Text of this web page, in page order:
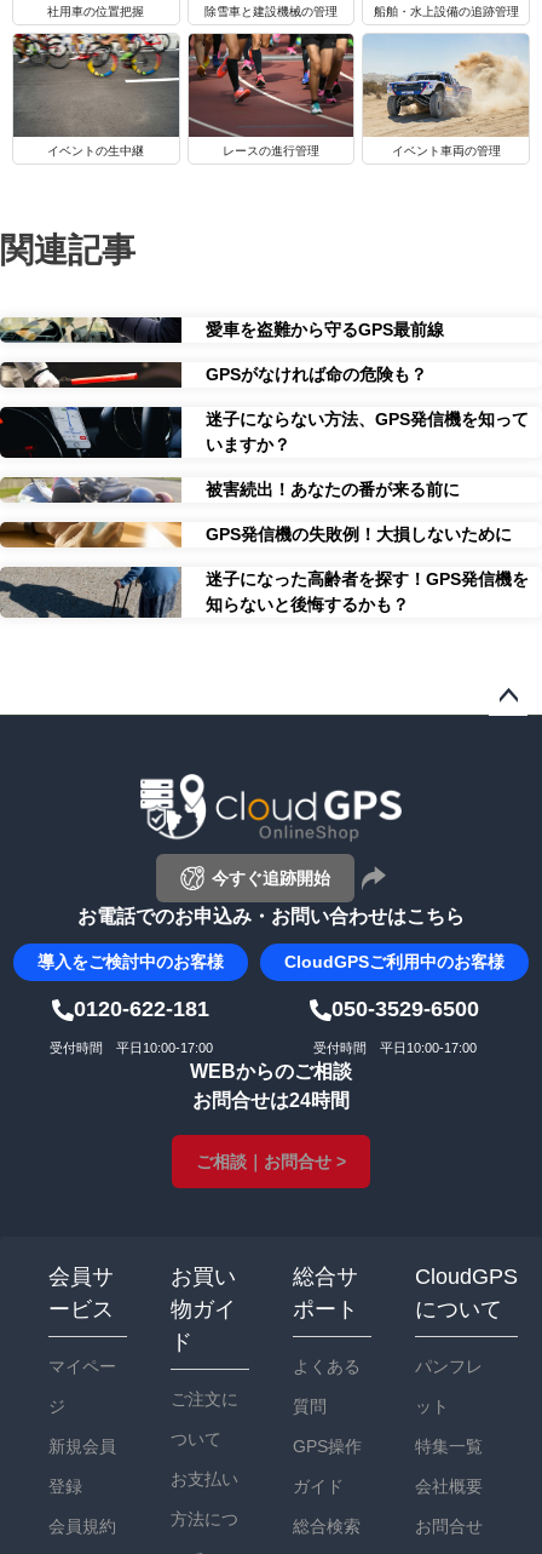
社用車の位置把握 除雪車と建設機械の管理 船舶・水上設備の追跡管理
イベントの生中継 レースの進行管理 イベント車両の管理
関連記事
愛車を盗難から守るGPS最前線
GPSがなければ命の危険も？
迷子にならない方法、GPS発信機を知って
いますか？
被害続出！あなたの番が来る前に
GPS発信機の失敗例！大損しないために
迷子になった高齢者を探す！GPS発信機を
知らないと後悔するかも？
今すぐ追跡開始
お電話でのお申込み・お問い合わせはこちら
導入をご検討中のお客様 CloudGPSご利用中のお客様
0120-622-181 050-3529-6500
受付時間 平日10:00-17:00 受付時間 平日10:00-17:00
WEBからのご相談
お問合せは24時間
ご相談｜お問合せ >
会員サ
ービス
マイペー
ジ
新規会員
登録
会員規約
お買い
物ガイ
ド
ご注文に
ついて
お支払い
方法につ
総合サ
ポート
よくある
質問
GPS操作
ガイド
総合検索
CloudGPS
について
パンフレ
ット
特集一覧
会社概要
お問合せ